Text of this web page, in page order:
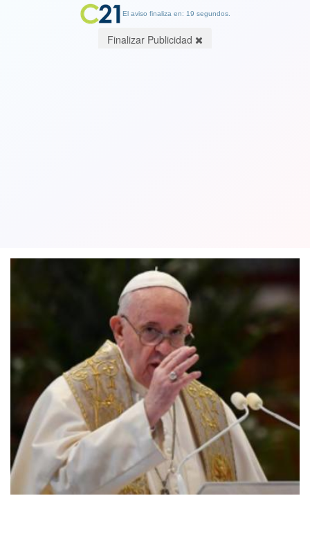
El aviso finaliza en: 19 segundos.
Finalizar Publicidad